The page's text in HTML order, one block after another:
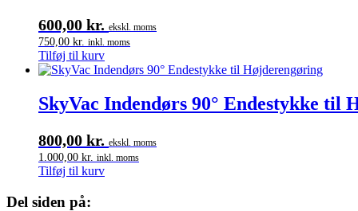
600,00 kr. ekskl. moms
750,00 kr. inkl. moms
Tilføj til kurv
SkyVac Indendørs 90° Endestykke til
800,00 kr. ekskl. moms
1.000,00 kr. inkl. moms
Tilføj til kurv
Del siden på: